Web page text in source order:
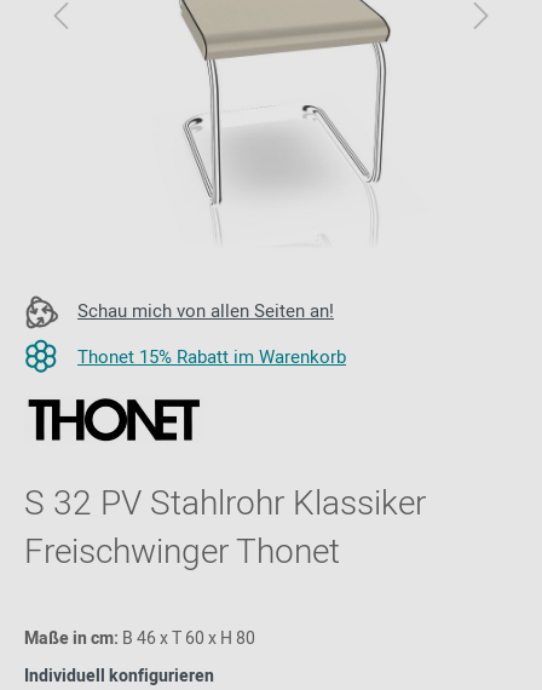
Schau mich von allen Seiten an!
Thonet 15% Rabatt im Warenkorb
S 32 PV Stahlrohr Klassiker
Freischwinger Thonet
Maße in cm: B 46 x T 60 x H 80
Individuell konfigurieren